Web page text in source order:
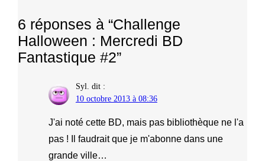
6 réponses à “Challenge
Halloween : Mercredi BD
Fantastique #2”
Syl. dit :
10 octobre 2013 à 08:36
J'ai noté cette BD, mais pas bibliothèque ne l'a
pas ! Il faudrait que je m'abonne dans une
grande ville…